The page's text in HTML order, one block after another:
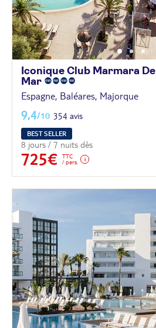
Iconique Club Marmara Del
Mar
Espagne, Baléares, Majorque
9,4/10 354 avis
BEST SELLER
8 jours / 7 nuits dès
725€
TTC
/ pers.